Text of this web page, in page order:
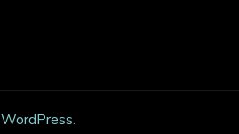
WordPress.